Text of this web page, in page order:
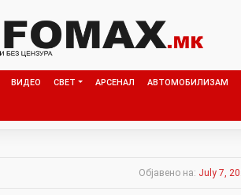
ВИДЕО СВЕТ АРСЕНАЛ АВТОМОБИЛИЗАМ
Објавено на: July 7,